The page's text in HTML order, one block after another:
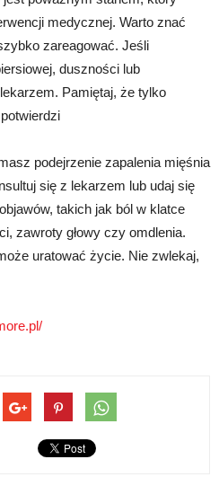
medycznej. Warto znać
zareagować. Jeśli
duszności lub
Pamiętaj, że tylko
podejrzenie zapalenia mięśnia
się z lekarzem lub udaj się
takich jak ból w klatce
zawroty głowy czy omdlenia.
uratować życie. Nie zwlekaj,